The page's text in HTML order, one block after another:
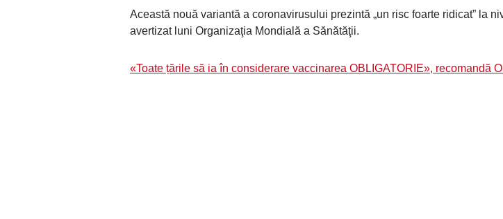
Această nouă variantă a coronavirusului prezintă „un risc foarte ridicat” la
avertizat luni Organizaţia Mondială a Sănătăţii.
«Toate țările să ia în considerare vaccinarea OBLIGATORIE», recomandă